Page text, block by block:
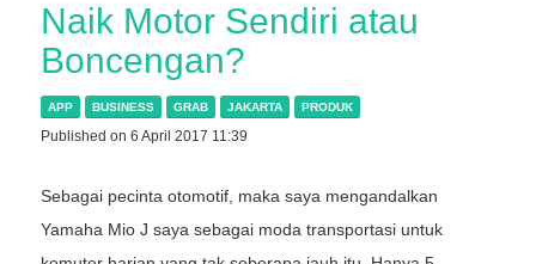
Naik Motor Sendiri atau
Boncengan?
APP BUSINESS GRAB JAKARTA PRODUK
Published on 6 April 2017 11:39
Sebagai pecinta otomotif, maka saya mengandalkan
Yamaha Mio J saya sebagai moda transportasi untuk